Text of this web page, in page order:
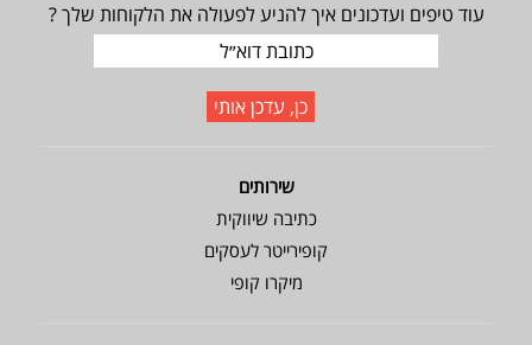
עוד טיפים ועדכונים איך להניע לפעולה את הלקוחות שלך ?
שירותים
כתיבה שיווקית
קופירייטר לעסקים
מיקרו קופי